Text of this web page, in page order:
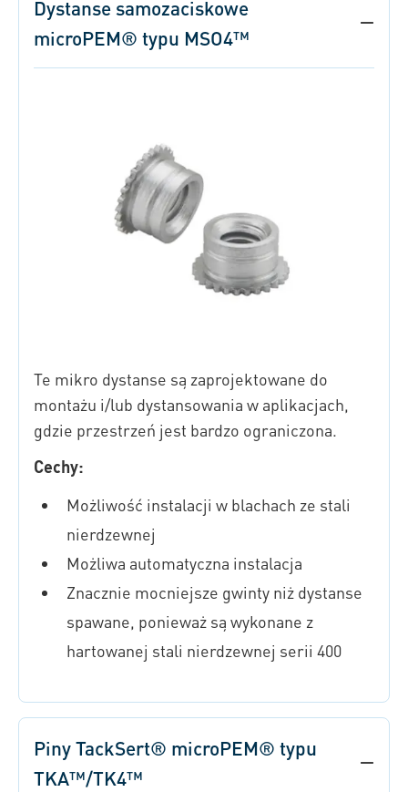
Dystanse samozaciskowe
microPEM® typu MSO4™
Te mikro dystanse są zaprojektowane do
montażu i/lub dystansowania w aplikacjach,
gdzie przestrzeń jest bardzo ograniczona.
Cechy:
Możliwość instalacji w blachach ze stali
nierdzewnej
Możliwa automatyczna instalacja
Znacznie mocniejsze gwinty niż dystanse
spawane, ponieważ są wykonane z
hartowanej stali nierdzewnej serii 400
Piny TackSert® microPEM® typu
TKA™/TK4™